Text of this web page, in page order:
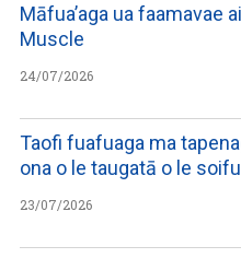
Māfua’aga ua faamavae
Muscle
24/07/2026
Taofi fuafuaga ma
ona o le taugatā o le
23/07/2026